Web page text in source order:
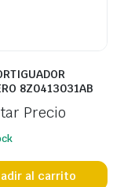
8Z0413031AB
Precio
al carrito